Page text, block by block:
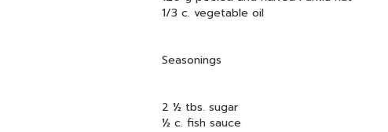
1/3 c. vegetable oil
Seasonings
2 ½ tbs. sugar
½ c. fish sauce